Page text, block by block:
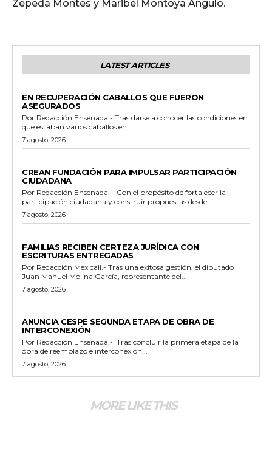
Zepeda Montes y Maribel Montoya Angulo.
LATEST ARTICLES
EN RECUPERACIÓN CABALLOS QUE FUERON
ASEGURADOS
Por Redacción Ensenada.- Tras darse a conocer las condiciones en
que estaban varios caballos en...
7 agosto, 2026
CREAN FUNDACIÓN PARA IMPULSAR PARTICIPACIÓN
CIUDADANA
Por Redacción Ensenada.- Con el propósito de fortalecer la
participación ciudadana y construir propuestas desde...
7 agosto, 2026
FAMILIAS RECIBEN CERTEZA JURÍDICA CON
ESCRITURAS ENTREGADAS
Por Redacción Mexicali.- Tras una exitosa gestión, el diputado
Juan Manuel Molina García, representante del...
7 agosto, 2026
ANUNCIA CESPE SEGUNDA ETAPA DE OBRA DE
INTERCONEXIÓN
Por Redacción Ensenada.- Tras concluir la primera etapa de la
obra de reemplazo e interconexión...
7 agosto, 2026
MORE LIKE THIS